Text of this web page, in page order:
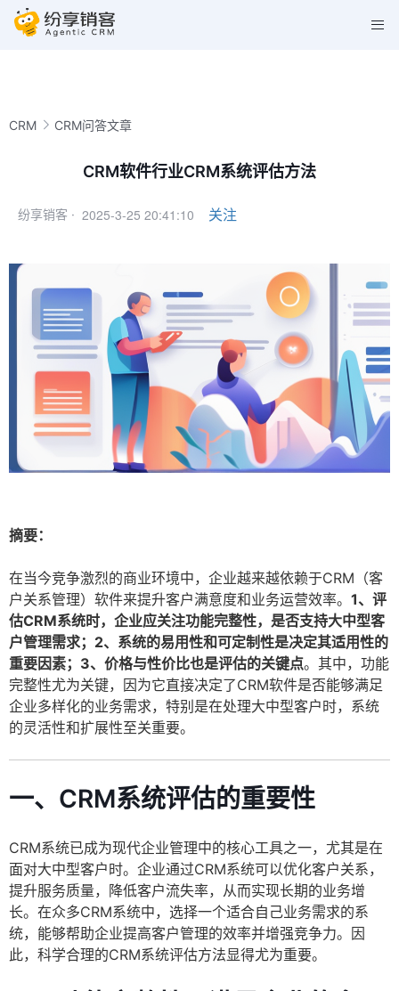
CRM CRM问答文章
CRM软件行业CRM系统评估方法
纷享销客 · 2025-3-25 20:41:10 关注
摘要：
在当今竞争激烈的商业环境中，企业越来越依赖于CRM（客
户关系管理）软件来提升客户满意度和业务运营效率。 1、评
估CRM系统时，企业应关注功能完整性，是否支持大中型客
户管理需求；2、系统的易用性和可定制性是决定其适用性的
重要因素；3、价格与性价比也是评估的关键点。其中，功能
完整性尤为关键，因为它直接决定了CRM软件是否能够满足
企业多样化的业务需求，特别是在处理大中型客户时，系统
的灵活性和扩展性至关重要。
一、CRM系统评估的重要性
CRM系统已成为现代企业管理中的核心工具之一，尤其是在
面对大中型客户时。企业通过CRM系统可以优化客户关系，
提升服务质量，降低客户流失率，从而实现长期的业务增
长。在众多CRM系统中，选择一个适合自己业务需求的系
统，能够帮助企业提高客户管理的效率并增强竞争力。因
此，科学合理的CRM系统评估方法显得尤为重要。